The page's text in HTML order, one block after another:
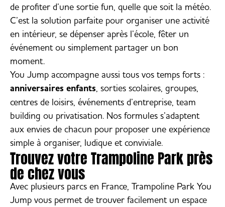
de profiter d’une sortie fun, quelle que soit la météo.
C’est la solution parfaite pour organiser une activité
en intérieur, se dépenser après l’école, fêter un
événement ou simplement partager un bon
moment.
You Jump accompagne aussi tous vos temps forts :
anniversaires enfants, sorties scolaires, groupes,
centres de loisirs, événements d’entreprise, team
building ou privatisation. Nos formules s’adaptent
aux envies de chacun pour proposer une expérience
simple à organiser, ludique et conviviale.
Trouvez votre Trampoline Park près
de chez vous
Avec plusieurs parcs en France, Trampoline Park You
Jump vous permet de trouver facilement un espace